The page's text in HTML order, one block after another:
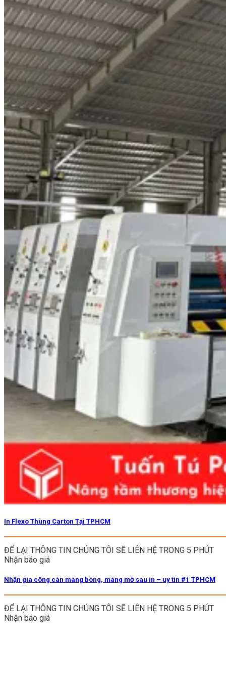
In Flexo Thùng Carton Tại TPHCM
ĐỂ LẠI THÔNG TIN CHÚNG TÔI SẼ LIÊN HỆ TRONG 5 PHÚT
Nhận báo giá
Nhận gia công cán màng bóng, màng mờ sau in – uy tín #1 TPHCM
ĐỂ LẠI THÔNG TIN CHÚNG TÔI SẼ LIÊN HỆ TRONG 5 PHÚT
Nhận báo giá